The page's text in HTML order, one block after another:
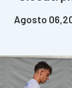
Agosto